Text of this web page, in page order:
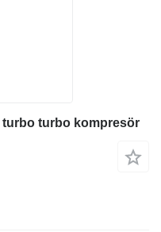
turbo turbo kompresör